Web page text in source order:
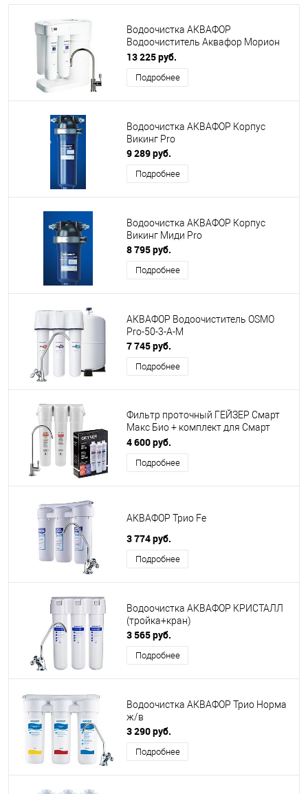
Водоочистка АКВАФОР
Водоочиститель Аквафор Морион
DWM-101 S
13 225 руб.
Подробнее
Водоочистка АКВАФОР Корпус
Викинг Pro
9 289 руб.
Подробнее
Водоочистка АКВАФОР Корпус
Викинг Миди Pro
8 795 руб.
Подробнее
АКВАФОР Водоочиститель OSMO
Pro-50-3-А-М
7 745 руб.
Подробнее
Фильтр проточный ГЕЙЗЕР Смарт
Макс Био + комплект для Смарт
Макс Био
4 600 руб.
Подробнее
АКВАФОР Трио Fe
3 774 руб.
Подробнее
Водоочистка АКВАФОР КРИСТАЛЛ
(тройка+кран)
3 565 руб.
Подробнее
Водоочистка АКВАФОР Трио Норма
ж/в
3 290 руб.
Подробнее